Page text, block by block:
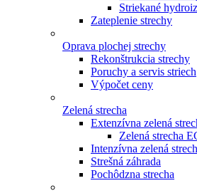
Striekané
Zateplenie strechy
Oprava plochej strechy
Rekonštrukcia strechy
Poruchy a servis striech
Výpočet ceny
Zelená strecha
Extenzívna zelená
Zelená strecha
Intenzívna zelená
Strešná záhrada
Pochôdzna strecha